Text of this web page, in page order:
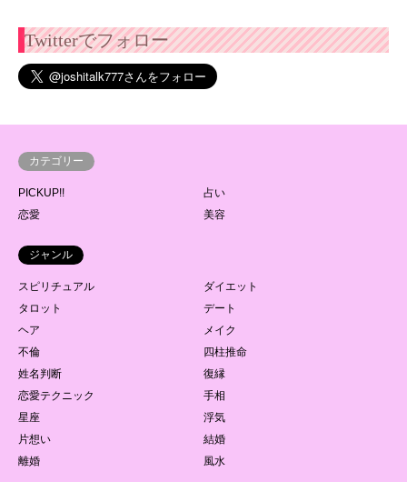
Twitterでフォロー
カテゴリー
PICKUP!!
占い
恋愛
美容
ジャンル
スピリチュアル
ダイエット
タロット
デート
ヘア
メイク
不倫
四柱推命
姓名判断
復縁
恋愛テクニック
手相
星座
浮気
片想い
結婚
離婚
風水